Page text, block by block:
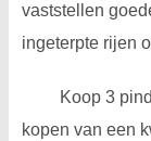
vaststellen
ingeterpte rijen
Koop 3
kopen van een